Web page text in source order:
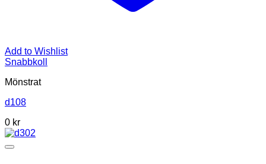
Add to Wishlist
Snabbkoll
Mönstrat
d108
0 kr